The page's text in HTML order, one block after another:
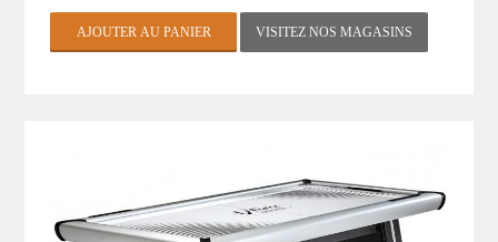
VISITEZ NOS MAGASINS